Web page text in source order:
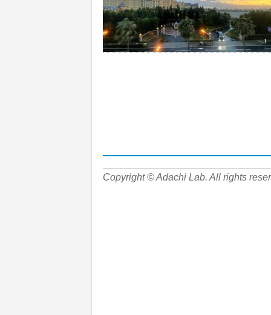
Copyright © Adachi Lab. All rights